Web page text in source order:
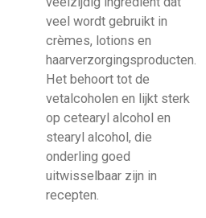
veel wordt gebruikt in
crèmes, lotions en
haarverzorgingsproducten.
Het behoort tot de
vetalcoholen en lijkt sterk
op cetearyl alcohol en
stearyl alcohol, die
onderling goed
uitwisselbaar zijn in
recepten.